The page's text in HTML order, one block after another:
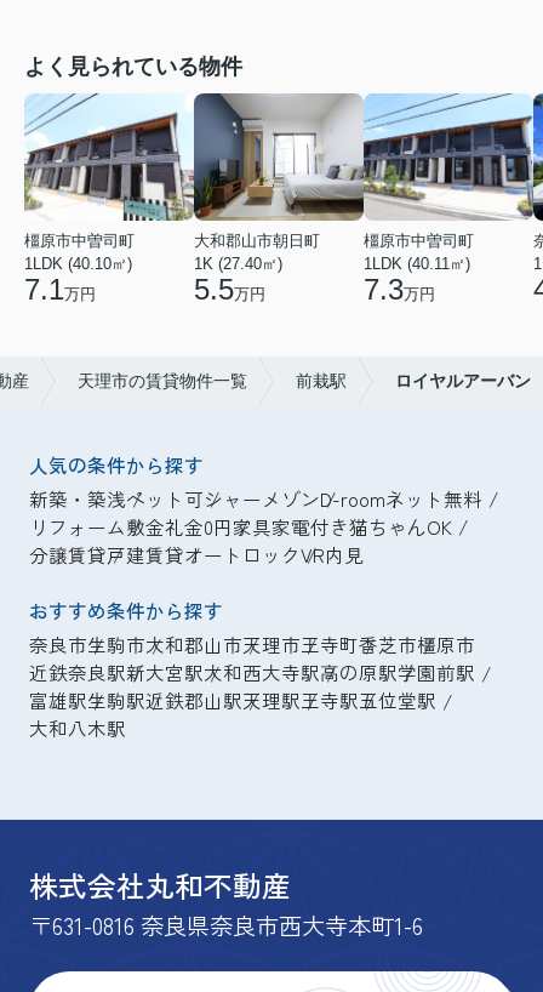
よく見られている物件
橿原市中曽司町
1LDK (40.10㎡)
7.1万円
大和郡山市朝日町
1K (27.40㎡)
5.5万円
橿原市中曽司町
1LDK (40.11㎡)
7.3万円
産 天理市の賃貸物件一覧 前栽駅 ロイヤルアーバン
人気の条件から探す
新築・築浅ペット可シャーメゾンD-roomネット無料
リフォーム敷金礼金0円家具家電付き猫ちゃんOK
分譲賃貸戸建賃貸オートロックVR内見
おすすめ条件から探す
奈良市生駒市大和郡山市天理市王寺町香芝市橿原市
近鉄奈良駅新大宮駅大和西大寺駅高の原駅学園前駅
富雄駅生駒駅近鉄郡山駅天理駅王寺駅五位堂駅
大和八木駅
株式会社丸和不動産
〒631-0816 奈良県奈良市西大寺本町1-6